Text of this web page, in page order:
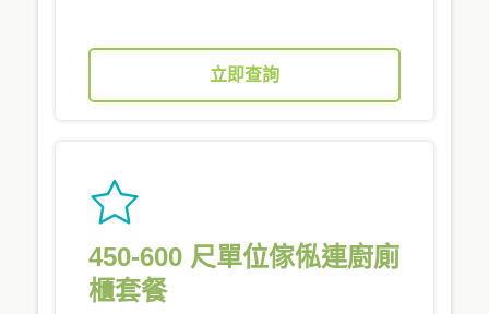
立即查詢
450-600 尺單位傢俬連廚廁
櫃套餐